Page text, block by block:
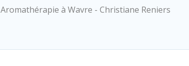
Aromathérapie à Wavre - Christiane Reniers